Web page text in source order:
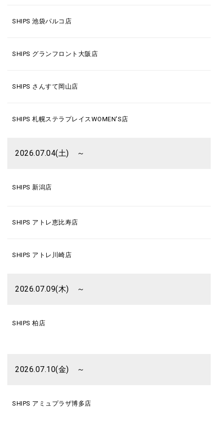
SHIPS 池袋パルコ店
SHIPS グランフロント大阪店
SHIPS さんすて岡山店
SHIPS 札幌ステラプレイスWOMEN'S店
2026.07.04(土) ～
SHIPS 新潟店
SHIPS アトレ恵比寿店
SHIPS アトレ川崎店
2026.07.09(木) ～
SHIPS 柏店
2026.07.10(金) ～
SHIPS アミュプラザ博多店